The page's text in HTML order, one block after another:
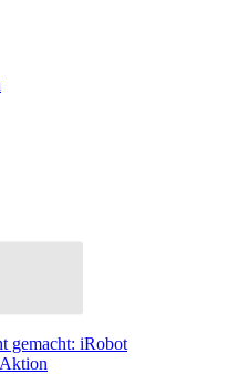
gemacht: iRobot